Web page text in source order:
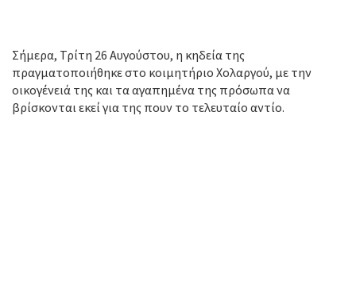
Σήμερα, Τρίτη 26 Αυγούστου, η κηδεία της
πραγματοποιήθηκε στο κοιμητήριο Χολαργού, με την
οικογένειά της και τα αγαπημένα της πρόσωπα να
βρίσκονται εκεί για της πουν το τελευταίο αντίο.